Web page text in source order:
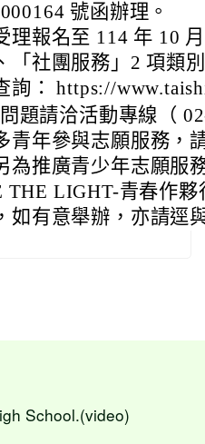
號函辦理。
理報名至 114 年 10
「社團服務」2 項類
詢： https://
題請洽活動專線（
青年參與志願服務，
為推廣青少年志願服
THE LIGHT-青春作
如有意舉辦，亦請逕
School.(video)